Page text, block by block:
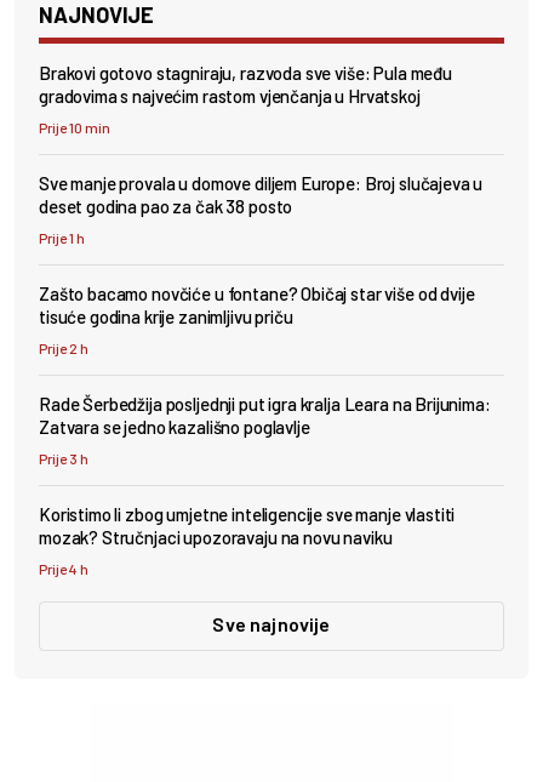
NAJNOVIJE
Brakovi gotovo stagniraju, razvoda sve više: Pula među
gradovima s najvećim rastom vjenčanja u Hrvatskoj
Prije 10 min
Sve manje provala u domove diljem Europe: Broj slučajeva u
deset godina pao za čak 38 posto
Prije 1 h
Zašto bacamo novčiće u fontane? Običaj star više od dvije
tisuće godina krije zanimljivu priču
Prije 2 h
Rade Šerbedžija posljednji put igra kralja Leara na Brijunima:
Zatvara se jedno kazališno poglavlje
Prije 3 h
Koristimo li zbog umjetne inteligencije sve manje vlastiti
mozak? Stručnjaci upozoravaju na novu naviku
Prije 4 h
Sve najnovije